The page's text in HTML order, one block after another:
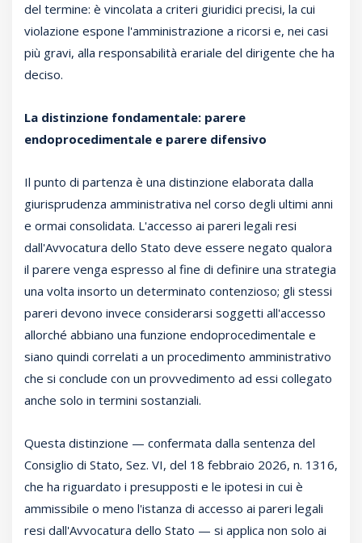
del termine: è vincolata a criteri giuridici precisi, la cui
violazione espone l'amministrazione a ricorsi e, nei casi
più gravi, alla responsabilità erariale del dirigente che ha
deciso.
La distinzione fondamentale: parere
endoprocedimentale e parere difensivo
Il punto di partenza è una distinzione elaborata dalla
giurisprudenza amministrativa nel corso degli ultimi anni
e ormai consolidata. L'accesso ai pareri legali resi
dall'Avvocatura dello Stato deve essere negato qualora
il parere venga espresso al fine di definire una strategia
una volta insorto un determinato contenzioso; gli stessi
pareri devono invece considerarsi soggetti all'accesso
allorché abbiano una funzione endoprocedimentale e
siano quindi correlati a un procedimento amministrativo
che si conclude con un provvedimento ad essi collegato
anche solo in termini sostanziali.
Questa distinzione — confermata dalla sentenza del
Consiglio di Stato, Sez. VI, del 18 febbraio 2026, n. 1316,
che ha riguardato i presupposti e le ipotesi in cui è
ammissibile o meno l'istanza di accesso ai pareri legali
resi dall'Avvocatura dello Stato — si applica non solo ai